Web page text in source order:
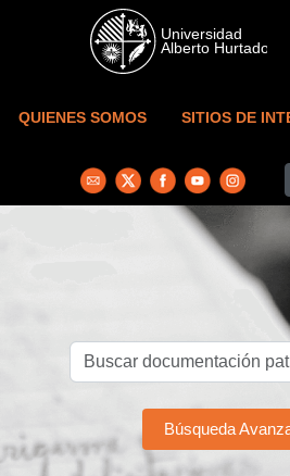
Skip to main content
QUIENES SOMOS SITIOS DE
Búsqueda